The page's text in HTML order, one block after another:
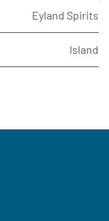
Eyland Spirits
Island